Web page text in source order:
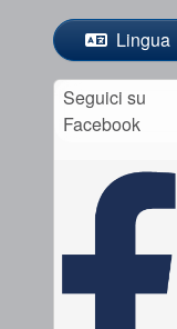
Lingua
Seguici su
Facebook